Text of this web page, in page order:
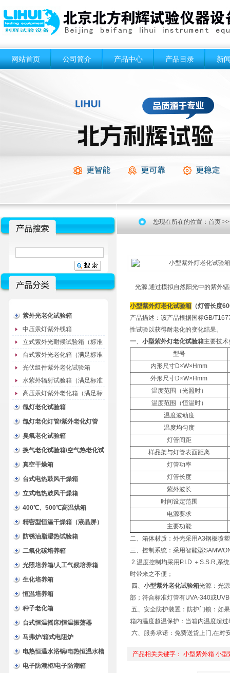
网站首页 公司简介 产品中心 产品目录 新
紫外光老化试验箱
中压汞灯紫外线箱
立式紫外光耐候试验箱（标准
型）
台式紫外光老化箱（满足标准
GB/T16776）
光伏组件紫外老化试验箱
水紫外辐射试验箱（满足标准
JC485-1992）
高压汞灯紫外老化箱（满足标
准GB/T16777）
氙灯老化试验箱
氙灯老化灯管/紫外老化灯管
（耗材）
臭氧老化试验箱
换气老化试验箱/空气热老化试
验箱
真空干燥箱
台式电热鼓风干燥箱
立式电热鼓风干燥箱
400℃、500℃高温烘箱
精密型恒温干燥箱（液晶屏）
防锈油脂湿热试验箱
二氧化碳培养箱
光照培养箱/人工气候培养箱
生化培养箱
恒温培养箱
种子老化箱
台式恒温摇床/恒温振荡器
马弗炉/箱式电阻炉
电热恒温水浴锅/电热恒温水槽
电子防潮柜/电子防潮箱
您现在所在的位置： 首页
光源,通过模拟自然阳光中的紫外
小型紫外灯老化试验箱 （灯管长度
产品描述：该产品根据国标GB/
性试验以获得耐老化的变化结果。
一、 小型紫外灯老化试验箱主要技术
型号
内形尺寸D×W×Hmm
外形尺寸D×W×Hmm
温度范围（光照时）
温度范围（恒温时）
温度波动度
温度均匀度
灯管间距
样品架与灯管表面距离
灯管功率
灯管长度
紫外波长
时间设定范围
电源要求
主要功能
二、箱体材质：外壳采用A3钢板喷
三、控制系统：采用智能型
2.温度控制均采用P.I.D ＋S.S.R,系
时带来之不便；
四、 小型紫外老化试验箱光源：光
部；符合标准灯管有UVA-340或
五、安全防护装置：防护门锁：如
箱内温度超温保护：当箱内温度超
六、服务承诺：免费送货上门,在对
产品相关关键字： 小型紫外箱 小型